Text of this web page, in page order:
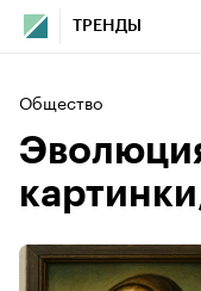
ТРЕНДЫ
Общество